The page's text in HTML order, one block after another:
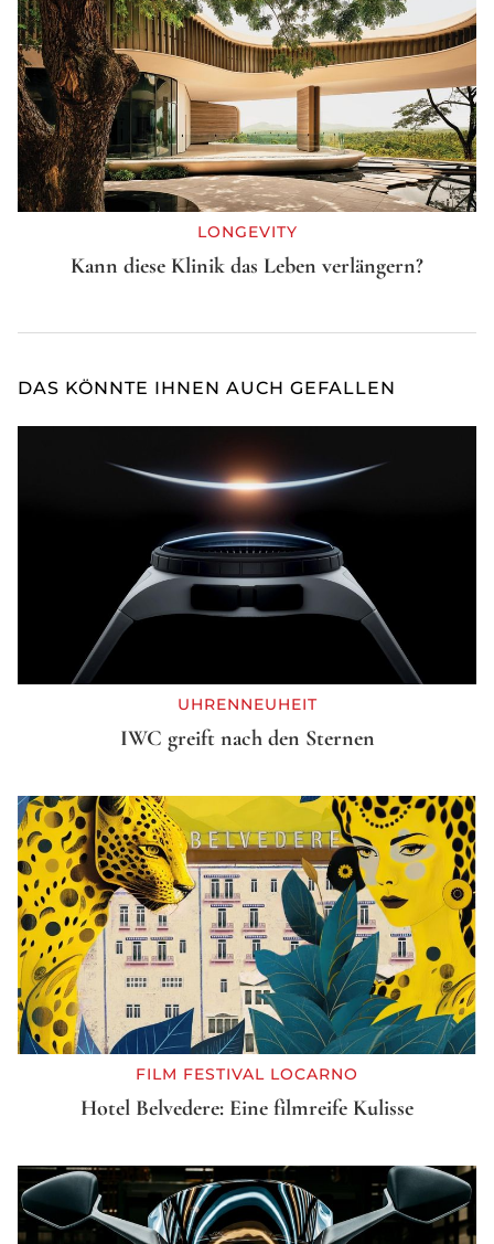
LONGEVITY
Kann diese Klinik das Leben verlängern?
DAS KÖNNTE IHNEN AUCH GEFALLEN
UHRENNEUHEIT
IWC greift nach den Sternen
FILM FESTIVAL LOCARNO
Hotel Belvedere: Eine filmreife Kulisse